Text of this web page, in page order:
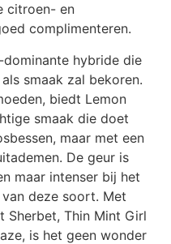
citroen- en
complimenteren.
hybride die
smaak zal bekoren.
biedt Lemon
smaak die doet
maar met een
De geur is
maar intenser bij het
deze soort. Met
Sherbet, Thin Mint Girl
is het geen wonder